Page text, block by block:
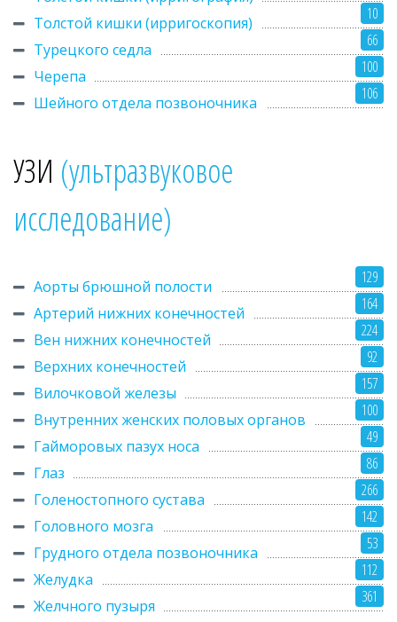
10
Толстой кишки (ирригоскопия)
66
Турецкого седла
100
Черепа
106
Шейного отдела позвоночника
УЗИ (ультразвуковое
исследование)
129
Аорты брюшной полости
164
Артерий нижних конечностей
224
Вен нижних конечностей
92
Верхних конечностей
157
Вилочковой железы
100
Внутренних женских половых органов
49
Гайморовых пазух носа
86
Глаз
266
Голеностопного сустава
142
Головного мозга
53
Грудного отдела позвоночника
112
Желудка
361
Желчного пузыря